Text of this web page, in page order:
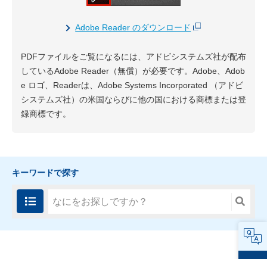
Adobe Reader のダウンロード
PDFファイルをご覧になるには、アドビシステムズ社が配布
しているAdobe Reader（無償）が必要です。Adobe、Adob
e ロゴ、Readerは、Adobe Systems Incorporated （アドビ
システムズ社）の米国ならびに他の国における商標または登
録商標です。
キーワードで探す